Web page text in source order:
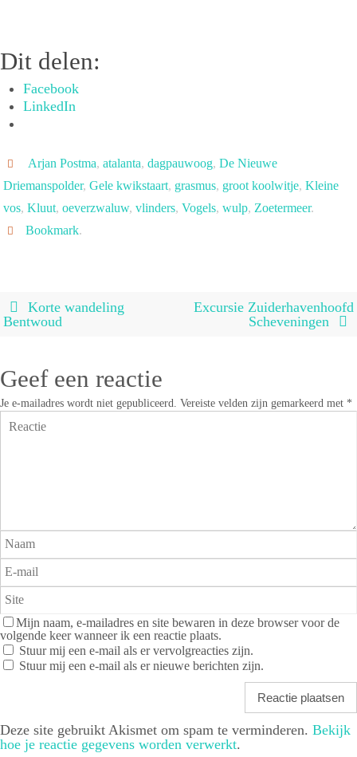
Dit delen:
Facebook
LinkedIn
Arjan Postma, atalanta, dagpauwoog, De Nieuwe
Driemanspolder, Gele kwikstaart, grasmus, groot koolwitje, Kleine
vos, Kluut, oeverzwaluw, vlinders, Vogels, wulp, Zoetermeer.
Bookmark.
Korte wandeling
Bentwoud
Excursie Zuiderhavenhoofd
Scheveningen
Geef een reactie
Je e-mailadres wordt niet gepubliceerd. Vereiste velden zijn gemarkeerd met *
Mijn naam, e-mailadres en site bewaren in deze browser voor de
volgende keer wanneer ik een reactie plaats.
Stuur mij een e-mail als er vervolgreacties zijn.
Stuur mij een e-mail als er nieuwe berichten zijn.
Deze site gebruikt Akismet om spam te verminderen. Bekijk
hoe je reactie gegevens worden verwerkt.